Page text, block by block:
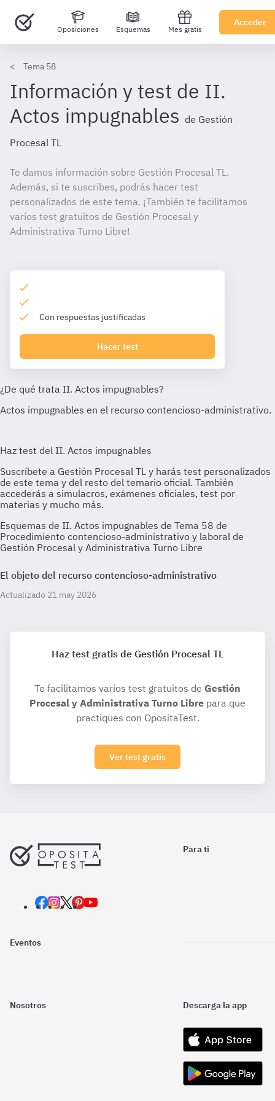
Oposiciones Esquemas Mes gratis
Acceder
Tema 58
Información y test de II.
Actos impugnables de Gestión
Procesal TL
Te damos información sobre Gestión Procesal TL.
Además, si te suscribes, podrás hacer test
personalizados de este tema. ¡También te facilitamos
varios test gratuitos de Gestión Procesal y
Administrativa Turno Libre!
Con respuestas justificadas
Hacer test
Esquemas de II. Actos impugnables de Tema 58 de
Procedimiento contencioso-administrativo y laboral de
Gestión Procesal y Administrativa Turno Libre
El objeto del recurso contencioso-administrativo
Actualizado 21 may 2026
Haz test gratis de Gestión Procesal TL
Te facilitamos varios test gratuitos de Gestión
Procesal y Administrativa Turno Libre para que
practiques con OpositaTest.
Ver test gratis
Para ti
Eventos
Nosotros Descarga la app